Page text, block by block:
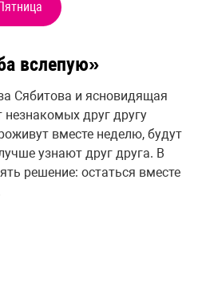
вслепую»
Сябитова и ясновидящая
друг другу
вместе неделю, будут
узнают друг друга. В
решение: остаться вместе